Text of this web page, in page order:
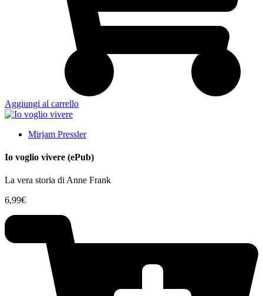
Aggiungi al carrello
Mirjam Pressler
Io voglio vivere (ePub)
La vera storia di Anne Frank
6,99€